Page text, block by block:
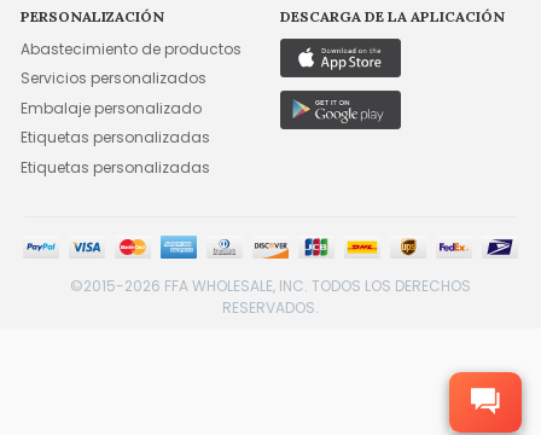
PERSONALIZACIÓN
Abastecimiento de productos
Servicios personalizados
Embalaje personalizado
Etiquetas personalizadas
Etiquetas personalizadas
DESCARGA DE LA APLICACIÓN
©2015-2026 FFA WHOLESALE, INC. TODOS LOS DERECHOS
RESERVADOS.